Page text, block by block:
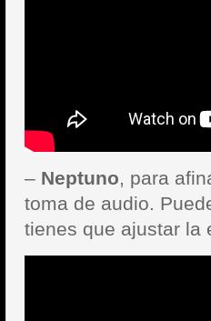
– Neptuno, para
toma de audio.
tienes que ajustar la